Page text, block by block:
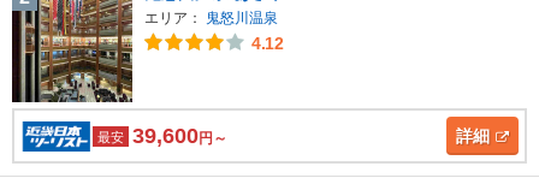
エリア： 鬼怒川温泉
4.12
最安 39,600円～ 詳細